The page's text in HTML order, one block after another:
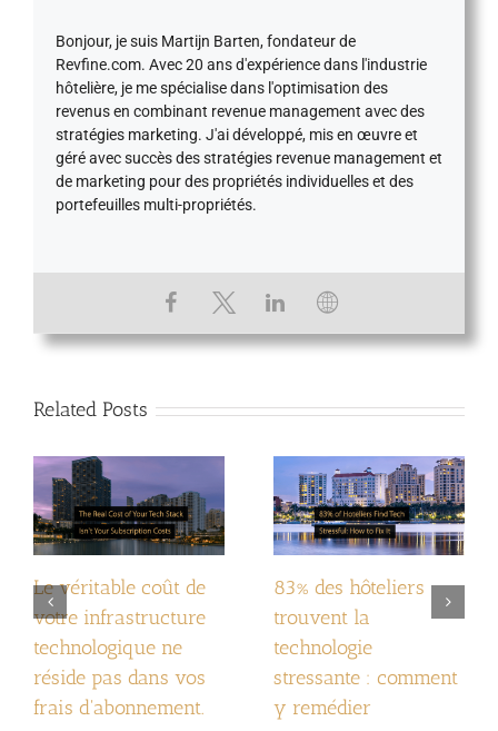
Bonjour, je suis Martijn Barten, fondateur de
Revfine.com. Avec 20 ans d'expérience dans l'industrie
hôtelière, je me spécialise dans l'optimisation des
revenus en combinant revenue management avec des
stratégies marketing. J'ai développé, mis en œuvre et
géré avec succès des stratégies revenue management et
de marketing pour des propriétés individuelles et des
portefeuilles multi-propriétés.
Related Posts
Le véritable coût de
votre infrastructure
technologique ne
réside pas dans vos
frais d'abonnement.
83% des hôteliers
trouvent la
technologie
stressante : comment
y remédier